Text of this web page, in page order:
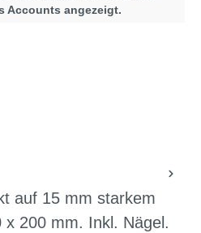
Accounts angezeigt.
auf 15 mm starkem
x 200 mm. Inkl. Nägel.